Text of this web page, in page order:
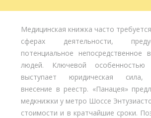
Медицинская книжка часто
сферах деятельности,
потенциальное непосредственное
людей. Ключевой особенностью
выступает юридическая сила,
внесение в реестр. «Панацея»
медкнижки у метро Шоссе
стоимости и в кратчайшие сроки.